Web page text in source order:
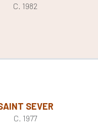
C. 1982
SEVER
C. 1977